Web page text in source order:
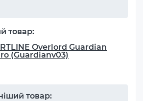
товар:
Overlord Guardian
(Guardianv03)
товар: